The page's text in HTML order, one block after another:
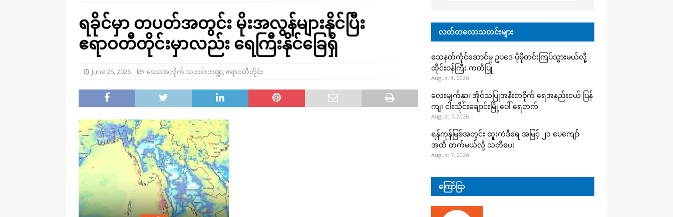
ရခိုင်မှာ တပတ်အတွင်း မိုးအလွန်များနိုင်ပြီး
ဧရာဝတီတိုင်းမှာလည်း ရေကြီးနိုင်ခြေရှိ
June 26, 2026 ဒေသအလိုက် သတင်းကဏ္ဍ,ဧရာဝတီတိုင်း
လတ်တလောသတင်းများ
သေနတ်ကိုင်ဆောင်မှု ဥပဒေ ပိုမိုတင်းကြပ်သွားမယ်လို့
ထိုင်းဝန်ကြီး ကတိပြု
August 8, 2026
လေးမျက်နှာ၊ အိုင်သပြုအနီးတဝိုက် ရေအနည်းငယ် ပြန်
ကျ၊ ငါးသိုင်းချောင်းမြို့ပေါ် ရေတက်
August 7, 2026
ရန်ကုန်မြစ်အတွင်း ထူးကဲဒီရေ အ​မြင့် ၂၁ ပေကျော်
အထိ တက်မယ်လို့ သတိပေး
August 7, 2026
ကြော်ငြာ